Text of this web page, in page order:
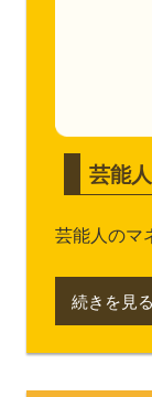
芸能
芸能人のマ
続きを見る